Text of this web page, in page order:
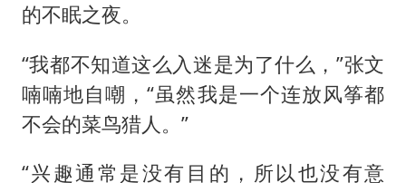
的不眠之夜。
“我都不知道这么入迷是为了什么，”张文
喃喃地自嘲，“虽然我是一个连放风筝都
不会的菜鸟猎人。”
“兴趣通常是没有目的，所以也没有意